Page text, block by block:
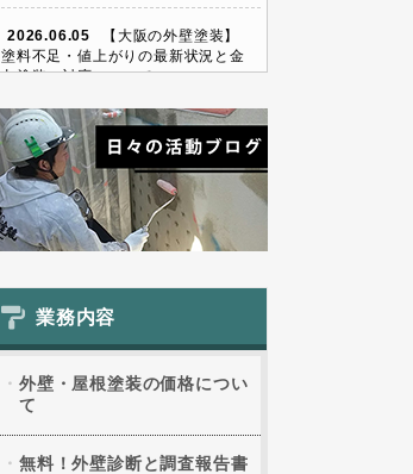
2026.06.05
【大阪の外壁塗装】
塗料不足・値上がりの最新状況と金
丸塗装の対応について
業務内容
外壁・屋根塗装の価格につい
て
無料！外壁診断と調査報告書